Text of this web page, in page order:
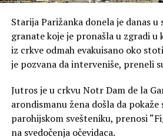
Starija Parižanka donela je danas u
granate koje je pronašla u zgradi u
iz crkve odmah evakuisano oko
je pozvana da interveniše, preneli
Jutros je u crkvu Notr Dam de la
arondismanu žena došla da pokaže
parohijskom svešteniku, prenosi
na svedočenja očevidaca.